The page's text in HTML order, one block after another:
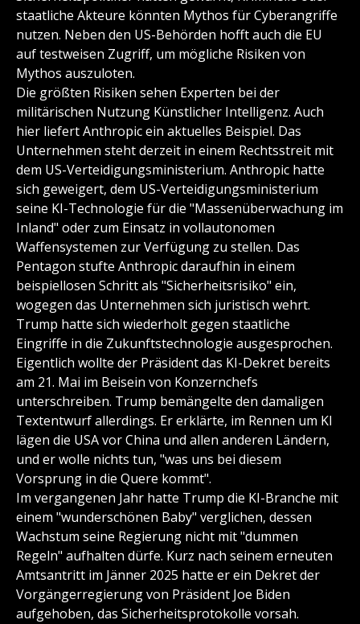
staatliche Akteure könnten Mythos für Cyberangriffe
nutzen. Neben den US-Behörden hofft auch die EU
auf testweisen Zugriff, um mögliche Risiken von
Mythos auszuloten.
Die größten Risiken sehen Experten bei der
militärischen Nutzung Künstlicher Intelligenz. Auch
hier liefert Anthropic ein aktuelles Beispiel. Das
Unternehmen steht derzeit in einem Rechtsstreit mit
dem US-Verteidigungsministerium. Anthropic hatte
sich geweigert, dem US-Verteidigungsministerium
seine KI-Technologie für die "Massenüberwachung im
Inland" oder zum Einsatz in vollautonomen
Waffensystemen zur Verfügung zu stellen. Das
Pentagon stufte Anthropic daraufhin in einem
beispiellosen Schritt als "Sicherheitsrisiko" ein,
wogegen das Unternehmen sich juristisch wehrt.
Trump hatte sich wiederholt gegen staatliche
Eingriffe in die Zukunftstechnologie ausgesprochen.
Eigentlich wollte der Präsident das KI-Dekret bereits
am 21. Mai im Beisein von Konzernchefs
unterschreiben. Trump bemängelte den damaligen
Textentwurf allerdings. Er erklärte, im Rennen um KI
lägen die USA vor China und allen anderen Ländern,
und er wolle nichts tun, "was uns bei diesem
Vorsprung in die Quere kommt".
Im vergangenen Jahr hatte Trump die KI-Branche mit
einem "wunderschönen Baby" verglichen, dessen
Wachstum seine Regierung nicht mit "dummen
Regeln" aufhalten dürfe. Kurz nach seinem erneuten
Amtsantritt im Jänner 2025 hatte er ein Dekret der
Vorgängerregierung von Präsident Joe Biden
aufgehoben, das Sicherheitsprotokolle vorsah.